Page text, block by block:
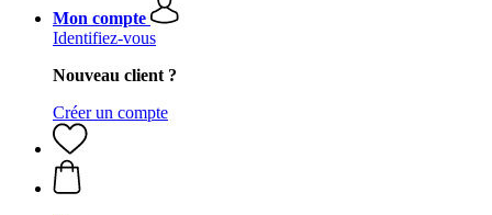
Mon compte
Identifiez-vous
Nouveau client ?
Créer un compte